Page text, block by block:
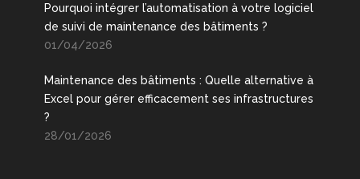
Pourquoi intégrer l’automatisation à votre logiciel
de suivi de maintenance des bâtiments ?
01/04/2026
Maintenance des bâtiments : Quelle alternative à
Excel pour gérer efficacement ses infrastructures
?
28/01/2026